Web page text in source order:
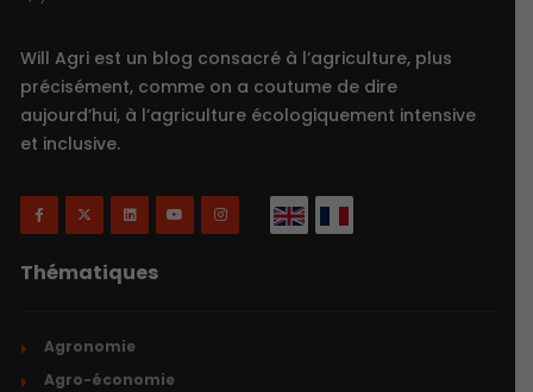
Will Agri est un blog consacré à l’agriculture, plus
précisément, comme on a coutume de dire
aujourd’hui, à l’agriculture écologiquement intensive
et inclusive.
Thématiques
Agronomie
Agro-économie